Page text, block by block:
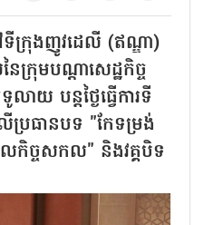
ក្រុងញូវដេលី (ឥណ្ឌា)
នៃក្រុមបណ្តាសេដ្ឋកិច្ច
ាយ បន្តថ្ងៃធ្វើការទី
ប្រធានបទ "កែទម្រង់
កិច្ចសកល" និងវគ្គបិទ